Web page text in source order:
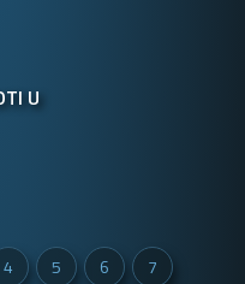
U
4 5 6
7